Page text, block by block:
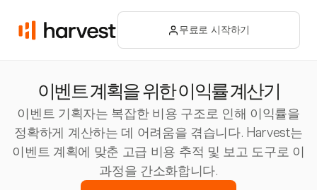
무료로 시작하기
이벤트 계획을 위한 이익률 계산기
이벤트 기획자는 복잡한 비용 구조로 인해 이익률을
정확하게 계산하는 데 어려움을 겪습니다. Harvest는
이벤트 계획에 맞춘 고급 비용 추적 및 보고 도구로 이
과정을 간소화합니다.